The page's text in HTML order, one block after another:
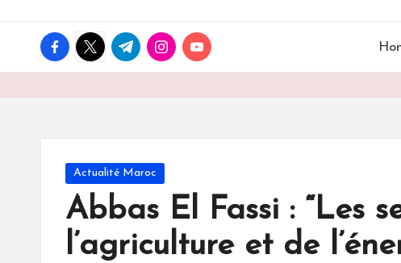
d'Agadir
facebook.com
twitter.com
t.me instagram.com
youtube.com
Posted
Actualité Maroc
Abbas El Fassi : “Les
l’agriculture et de